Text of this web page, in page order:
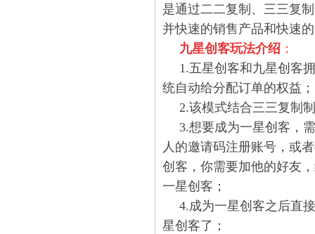
是通过二二复制、三三复
并快速的销售产品和快速
九星创客玩法介绍 ：
1.五星创客和九星创客
统自动给分配订单的权益；
2.该模式结合三三复制
3.想要成为一星创客，
人的邀请码注册账号，或
创客，你需要加他的好友
一星创客；
4.成为一星创客之后直
星创客了；